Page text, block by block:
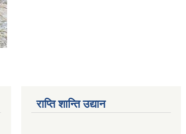
राप्ति शान्ति उद्यान